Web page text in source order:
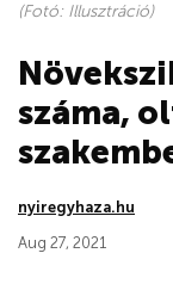
(Fotó: Illusztráció)
száma,
nyiregyhaza.hu
Aug 27, 2021